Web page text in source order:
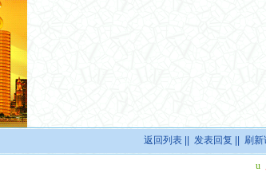
返回列表 ||发表回复 ||刷新
u